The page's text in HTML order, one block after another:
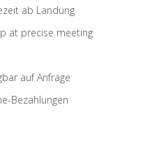
ab Landung
at precise meeting
auf Anfrage
Bezahlungen